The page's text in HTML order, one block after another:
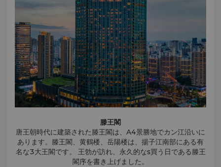
滕王閣
唐王朝時代に建築された滕王閣は、A4景勝地でカン江沿いに
あります。滕王閣、黄鶴楼、岳陽楼は、揚子江南部にある有
名な3大王閣です。 王勃が訪れ、永久的なs買う日である滕王
閣序を書き上げました。